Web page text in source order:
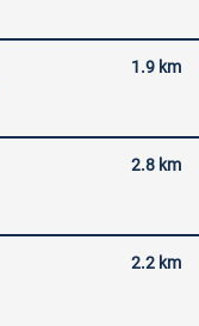
1.9 km
2.8 km
2.2 km